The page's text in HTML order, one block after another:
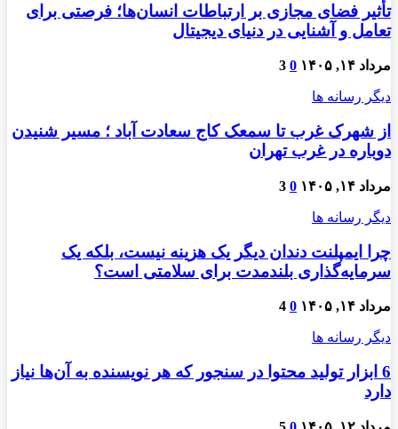
تأثیر فضای مجازی بر ارتباطات انسان‌ها؛ فرصتی برای
تعامل و آشنایی در دنیای دیجیتال
مرداد ۱۴, ۱۴۰۵ 0
3
دیگر رسانه ها
از شهرک غرب تا سمعک کاج سعادت آباد ؛ مسیر شنیدن
دوباره در غرب تهران
مرداد ۱۴, ۱۴۰۵ 0
3
دیگر رسانه ها
چرا ایمپلنت دندان دیگر یک هزینه نیست، بلکه یک
سرمایه‌گذاری بلندمدت برای سلامتی است؟
مرداد ۱۴, ۱۴۰۵ 0
4
دیگر رسانه ها
6 ابزار تولید محتوا در سنجور که هر نویسنده به آن‌ها نیاز
دارد